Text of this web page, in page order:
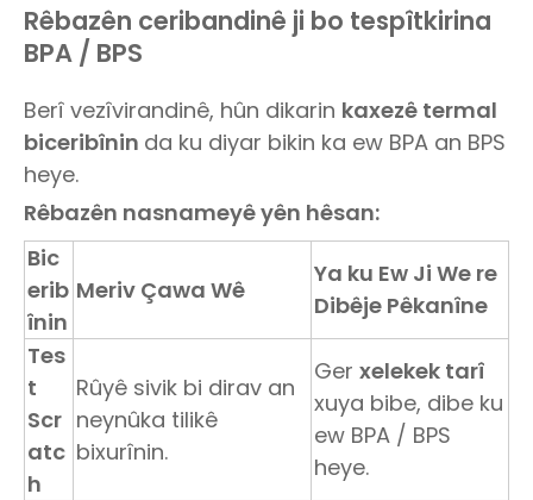
Rêbazên ceribandinê ji bo tespîtkirina
BPA / BPS
Berî vezîvirandinê, hûn dikarin kaxezê termal
biceribînin da ku diyar bikin ka ew BPA an BPS
heye.
Rêbazên nasnameyê yên hêsan:
Bic
erib
înin
Meriv Çawa Wê
Ya ku Ew Ji We re
Dibêje Pêkanîne
Tes
t
Scr
atc
h
Rûyê sivik bi dirav an
neynûka tilikê
bixurînin.
Ger xelekek tarî
xuya bibe, dibe ku
ew BPA / BPS
heye.